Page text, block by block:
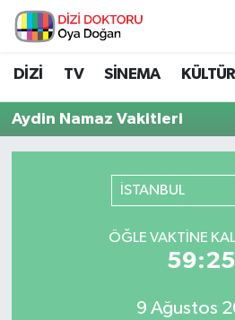
DİZİ TV SİNEMA
Aydin Namaz Vakitleri
İSTANBUL
ÖĞLE VAKTINE
59:25
9 Ağustos
İstanbul Nöbetçi
İstanbul Hava Durumu
İstanbul Trafik Yoğunluk
Süper Lig Puan Durumu ve